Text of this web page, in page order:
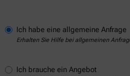
Ich habe eine allgemeine Anfrage
Erhalten Sie Hilfe bei allgemeinen
Ich brauche ein Angebot